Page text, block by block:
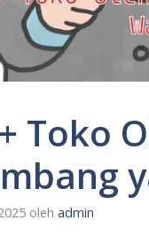
Toko
oleh admin